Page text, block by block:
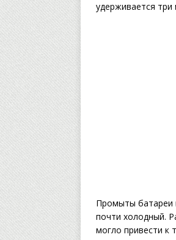
удерживается три
Промыты батареи
почти холодный.
могло привести к